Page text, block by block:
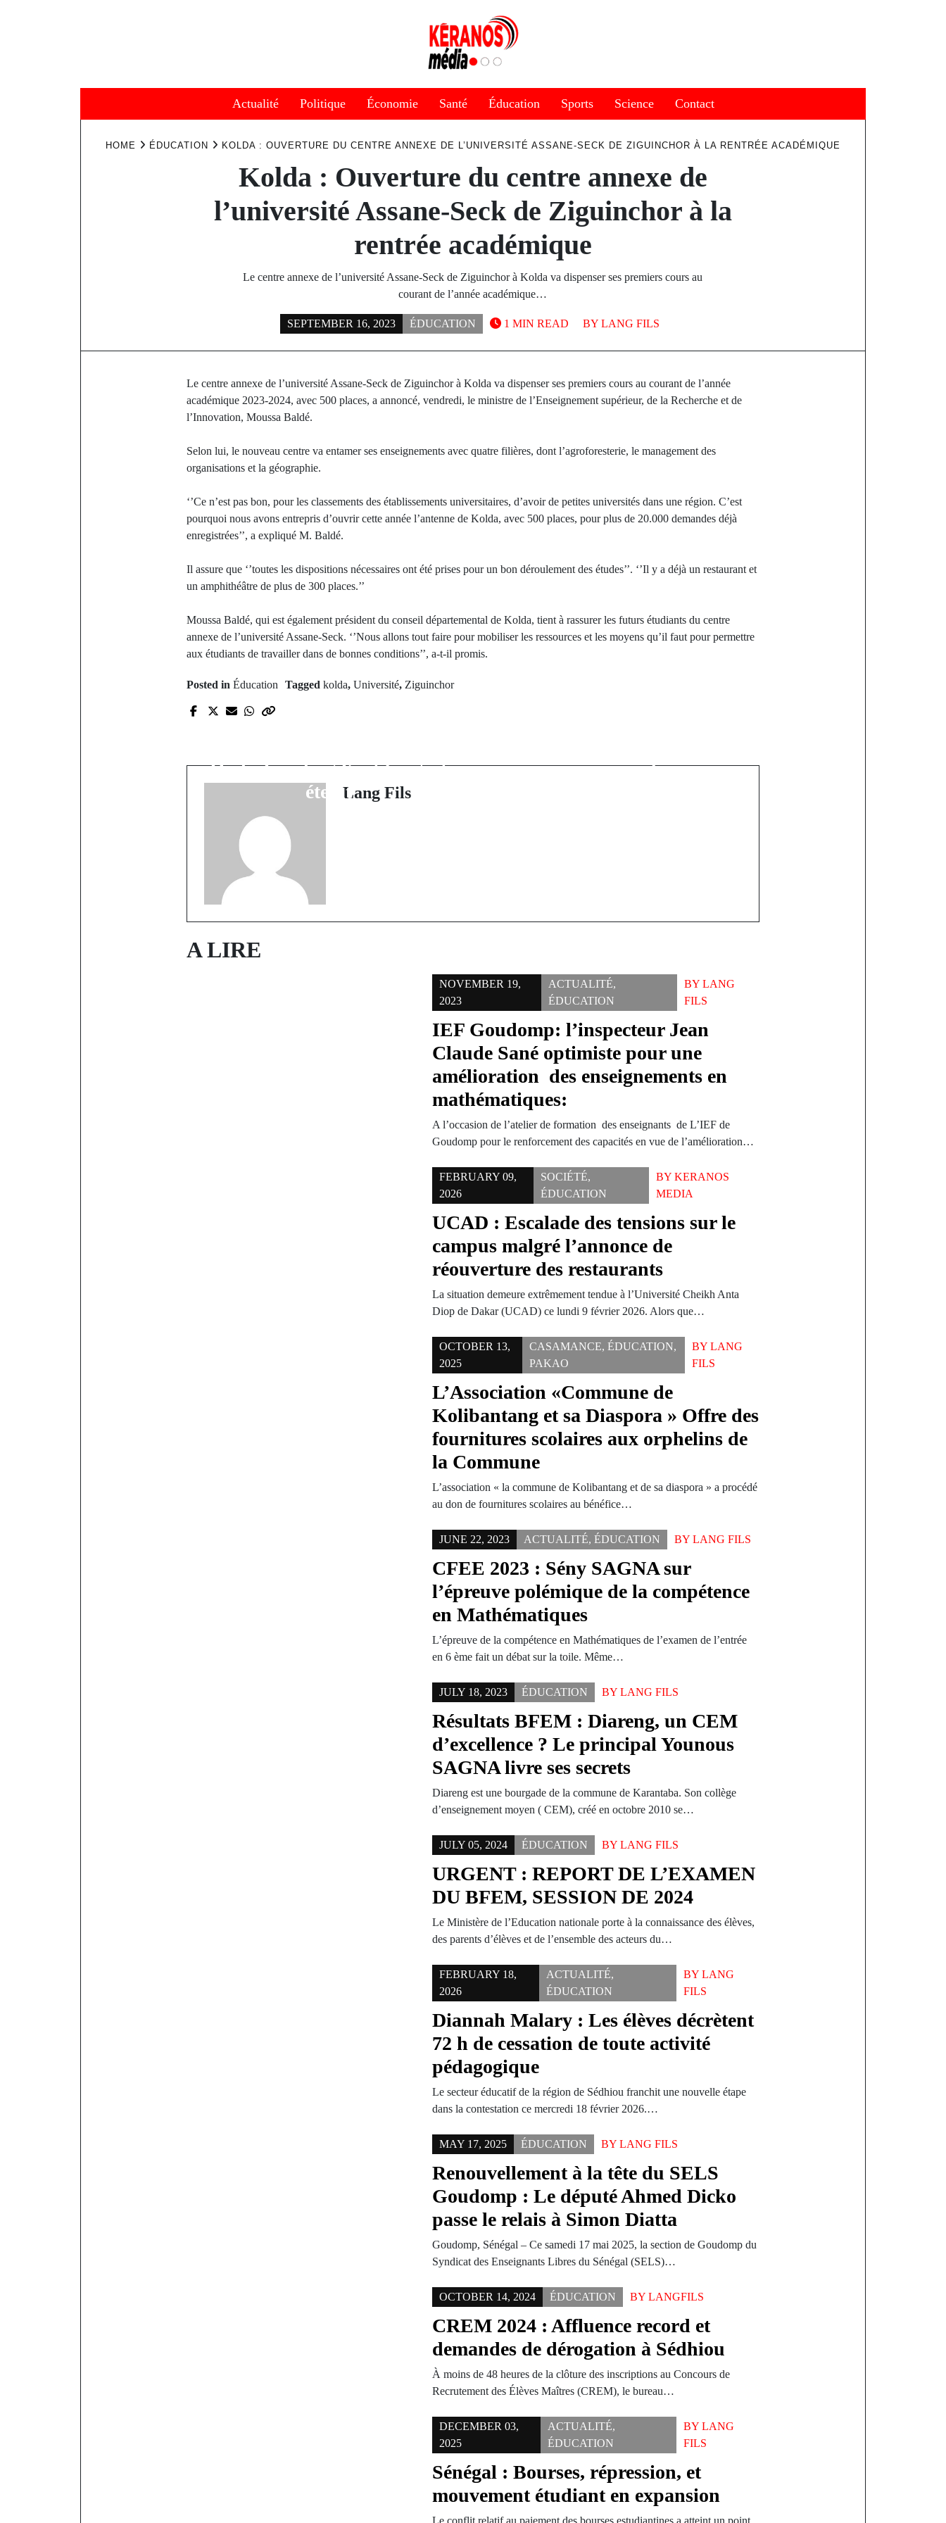
Actualité Politique Économie Santé Éducation Sports Science Contact
HOME ÉDUCATION KOLDA : OUVERTURE DU CENTRE ANNEXE DE L’UNIVERSITÉ ASSANE-SECK DE ZIGUINCHOR À LA RENTRÉE ACADÉMIQUE
Kolda : Ouverture du centre annexe de
l’université Assane-Seck de Ziguinchor à la
rentrée académique
Le centre annexe de l’université Assane-Seck de Ziguinchor à Kolda va dispenser ses premiers cours au
courant de l’année académique…
SEPTEMBER 16, 2023 ÉDUCATION BY LANG FILS
1 MIN READ
Le centre annexe de l’université Assane-Seck de Ziguinchor à Kolda va dispenser ses premiers cours au courant de l’année
académique 2023-2024, avec 500 places, a annoncé, vendredi, le ministre de l’Enseignement supérieur, de la Recherche et de
l’Innovation, Moussa Baldé.
Selon lui, le nouveau centre va entamer ses enseignements avec quatre filières, dont l’agroforesterie, le management des
organisations et la géographie.
‘’Ce n’est pas bon, pour les classements des établissements universitaires, d’avoir de petites universités dans une région. C’est
pourquoi nous avons entrepris d’ouvrir cette année l’antenne de Kolda, avec 500 places, pour plus de 20.000 demandes déjà
enregistrées’’, a expliqué M. Baldé.
Il assure que ‘’toutes les dispositions nécessaires ont été prises pour un bon déroulement des études’’. ‘’Il y a déjà un restaurant et
un amphithéâtre de plus de 300 places.’’
Moussa Baldé, qui est également président du conseil départemental de Kolda, tient à rassurer les futurs étudiants du centre
annexe de l’université Assane-Seck. ‘’Nous allons tout faire pour mobiliser les ressources et les moyens qu’il faut pour permettre
aux étudiants de travailler dans de bonnes conditions’’, a-t-il promis.
Posted in Éducation Tagged kolda, Université, Ziguinchor
Gambie : La Ummah
Hadji Landing Kintiba s'est
éteintLang Fils
A LIRE
NOVEMBER 19,
2023
ACTUALITÉ,
ÉDUCATION
BY LANG
FILS
IEF Goudomp: l’inspecteur Jean
Claude Sané optimiste pour une
amélioration des enseignements en
mathématiques:
A l’occasion de l’atelier de formation des enseignants de L’IEF de
Goudomp pour le renforcement des capacités en vue de l’amélioration…
FEBRUARY 09,
2026
SOCIÉTÉ,
ÉDUCATION
BYKERANOS
MEDIA
UCAD : Escalade des tensions sur le
campus malgré l’annonce de
réouverture des restaurants
La situation demeure extrêmement tendue à l’Université Cheikh Anta
Diop de Dakar (UCAD) ce lundi 9 février 2026. Alors que…
OCTOBER 13,
2025
CASAMANCE, ÉDUCATION,
PAKAO
BYLANG
FILS
L’Association «Commune de
Kolibantang et sa Diaspora » Offre des
fournitures scolaires aux orphelins de
la Commune
L’association « la commune de Kolibantang et de sa diaspora » a procédé
au don de fournitures scolaires au bénéfice…
JUNE 22, 2023 ACTUALITÉ,ÉDUCATION BYLANG FILS
CFEE 2023 : Sény SAGNA sur
l’épreuve polémique de la compétence
en Mathématiques
L’épreuve de la compétence en Mathématiques de l’examen de l’entrée
en 6 ème fait un débat sur la toile. Même…
JULY 18, 2023 ÉDUCATION BYLANG FILS
Résultats BFEM : Diareng, un CEM
d’excellence ? Le principal Younous
SAGNA livre ses secrets
Diareng est une bourgade de la commune de Karantaba. Son collège
d’enseignement moyen ( CEM), créé en octobre 2010 se…
JULY 05, 2024 ÉDUCATION BYLANG FILS
URGENT : REPORT DE L’EXAMEN
DU BFEM, SESSION DE 2024
Le Ministère de l’Education nationale porte à la connaissance des élèves,
des parents d’élèves et de l’ensemble des acteurs du…
FEBRUARY 18,
2026
ACTUALITÉ,
ÉDUCATION
BY LANG
FILS
Diannah Malary : Les élèves décrètent
72 h de cessation de toute activité
pédagogique
Le secteur éducatif de la région de Sédhiou franchit une nouvelle étape
dans la contestation ce mercredi 18 février 2026.…
MAY 17, 2025 ÉDUCATION BYLANG FILS
Renouvellement à la tête du SELS
Goudomp : Le député Ahmed Dicko
passe le relais à Simon Diatta
Goudomp, Sénégal – Ce samedi 17 mai 2025, la section de Goudomp du
Syndicat des Enseignants Libres du Sénégal (SELS)…
OCTOBER 14, 2024 ÉDUCATION BYLANGFILS
CREM 2024 : Affluence record et
demandes de dérogation à Sédhiou
À moins de 48 heures de la clôture des inscriptions au Concours de
Recrutement des Élèves Maîtres (CREM), le bureau…
DECEMBER 03,
2025
ACTUALITÉ,
ÉDUCATION
BYLANG
FILS
Sénégal : Bourses, répression, et
mouvement étudiant en expansion
Le conflit relatif au paiement des bourses estudiantines a atteint un point